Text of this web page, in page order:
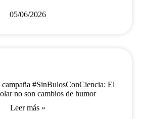
05/06/2026
#SinBulosConCiencia: El
no son cambios de humor
Leer más »